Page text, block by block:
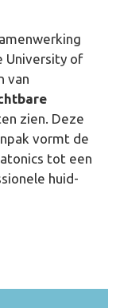
University of
van
zien. Deze
vormt de
tot een
huid-